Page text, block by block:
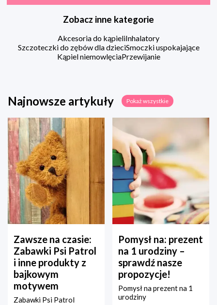
Zobacz inne kategorie
Akcesoria do kąpieliInhalatory
Szczoteczki do zębów dla dzieciSmoczki uspokajające
Kąpiel niemowlęciaPrzewijanie
Najnowsze artykuły Pokaż wszystkie
Zawsze na czasie:
Zabawki Psi Patrol
i inne produkty z
bajkowym
motywem
Zabawki Psi Patrol
Pomysł na: prezent
na 1 urodziny –
sprawdź nasze
propozycje!
Pomysł na prezent na 1
urodziny